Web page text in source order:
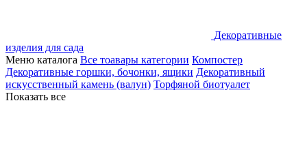
Декоративные
изделия для сада
Меню каталога Все тоавары категории Компостер
Декоративные горшки, бочонки, ящики Декоративный
искусственный камень (валун) Торфяной биотуалет
Показать все